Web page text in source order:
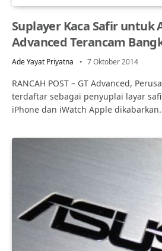
Suplayer Kaca Safir untuk
Advanced Terancam
Ade Yayat Priyatna 7 Oktober 2014
RANCAH POST – GT Advanced,
terdaftar sebagai penyuplai layar
iPhone dan iWatch Apple